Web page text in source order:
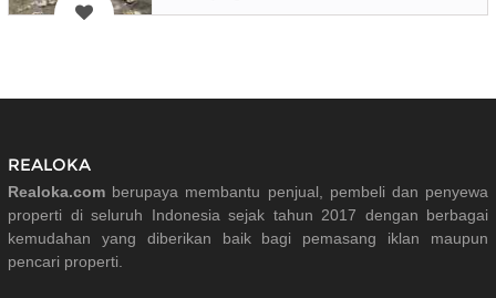
REALOKA
Realoka.com berupaya membantu penjual, pembeli dan penyewa
properti di seluruh Indonesia sejak tahun 2017 dengan berbagai
kemudahan yang diberikan baik bagi pemasang iklan maupun
pencari properti.